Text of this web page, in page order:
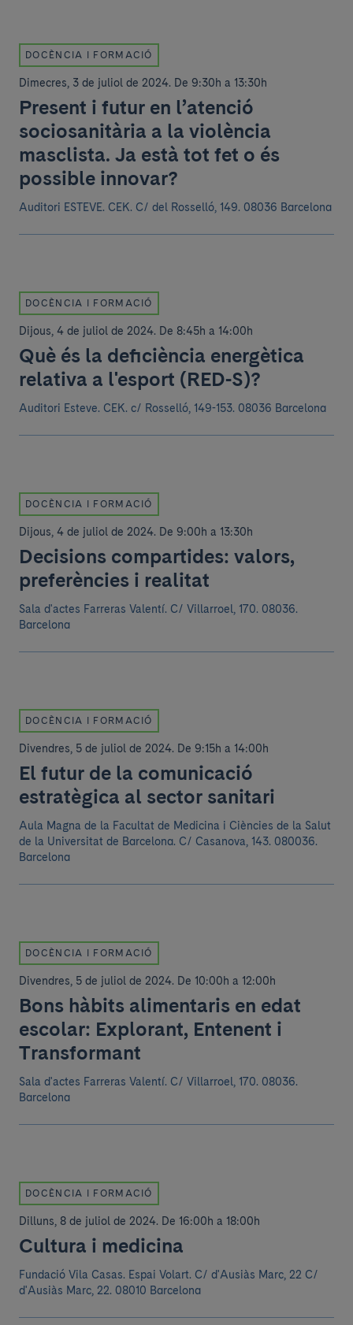
DOCÈNCIA I FORMACIÓ
Dimecres, 3 de juliol de 2024. De 9:30h a 13:30h
Present i futur en l’atenció
sociosanitària a la violència
masclista. Ja està tot fet o és
possible innovar?
Auditori ESTEVE. CEK. C/ del Rosselló, 149. 08036 Barcelona
DOCÈNCIA I FORMACIÓ
Dijous, 4 de juliol de 2024. De 8:45h a 14:00h
Què és la deficiència energètica
relativa a l'esport (RED-S)?
Auditori Esteve. CEK. c/ Rosselló, 149-153. 08036 Barcelona
DOCÈNCIA I FORMACIÓ
Dijous, 4 de juliol de 2024. De 9:00h a 13:30h
Decisions compartides: valors,
preferències i realitat
Sala d'actes Farreras Valentí. C/ Villarroel, 170. 08036.
Barcelona
DOCÈNCIA I FORMACIÓ
Divendres, 5 de juliol de 2024. De 9:15h a 14:00h
El futur de la comunicació
estratègica al sector sanitari
Aula Magna de la Facultat de Medicina i Ciències de la Salut
de la Universitat de Barcelona. C/ Casanova, 143. 080036.
Barcelona
DOCÈNCIA I FORMACIÓ
Divendres, 5 de juliol de 2024. De 10:00h a 12:00h
Bons hàbits alimentaris en edat
escolar: Explorant, Entenent i
Transformant
Sala d'actes Farreras Valentí. C/ Villarroel, 170. 08036.
Barcelona
DOCÈNCIA I FORMACIÓ
Dilluns, 8 de juliol de 2024. De 16:00h a 18:00h
Cultura i medicina
Fundació Vila Casas. Espai Volart. C/ d'Ausiàs Marc, 22 C/
d'Ausiàs Marc, 22. 08010 Barcelona